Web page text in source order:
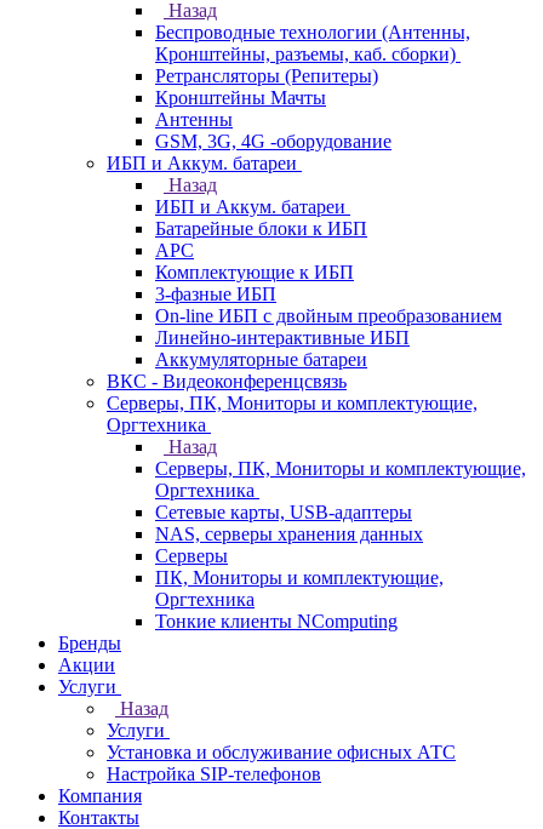
Назад
Беспроводные технологии (Антенны,
Кронштейны, разъемы, каб. сборки)
Ретрансляторы (Репитеры)
Кронштейны Мачты
Антенны
GSM, 3G, 4G -оборудование
ИБП и Аккум. батареи
Назад
ИБП и Аккум. батареи
Батарейные блоки к ИБП
APC
Комплектующие к ИБП
3-фазные ИБП
On-line ИБП с двойным преобразованием
Линейно-интерактивные ИБП
Аккумуляторные батареи
ВКС - Видеоконференцсвязь
Серверы, ПК, Мониторы и комплектующие,
Оргтехника
Назад
Серверы, ПК, Мониторы и комплектующие,
Оргтехника
Сетевые карты, USB-адаптеры
NAS, серверы хранения данных
Серверы
ПК, Мониторы и комплектующие,
Оргтехника
Тонкие клиенты NComputing
Бренды
Акции
Услуги
Назад
Услуги
Установка и обслуживание офисных АТС
Настройка SIP-телефонов
Компания
Контакты